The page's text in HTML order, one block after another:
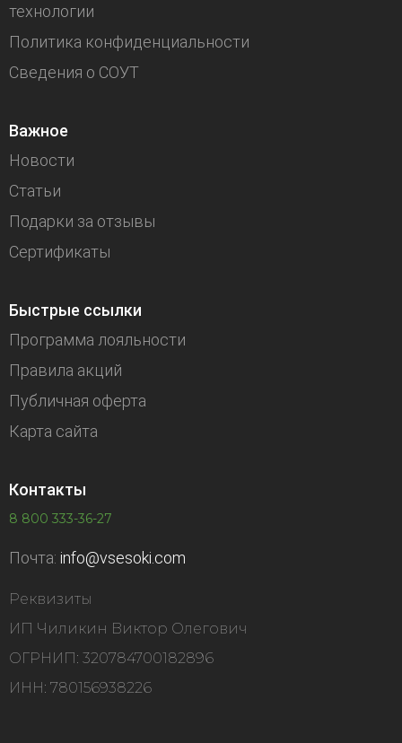
технологии
Политика конфиденциальности
Сведения о СОУТ
Важное
Новости
Статьи
Подарки за отзывы
Сертификаты
Быстрые ссылки
Программа лояльности
Правила акций
Публичная оферта
Карта сайта
Контакты
8 800 333-36-27
Почта: info@vsesoki.com
Реквизиты
ИП Чиликин Виктор Олегович
ОГРНИП: 320784700182896
ИНН: 780156938226